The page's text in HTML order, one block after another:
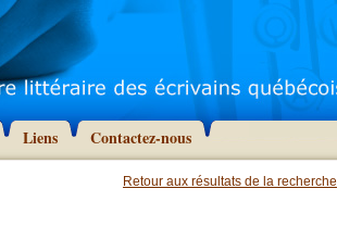
Liens Contactez-nous
Retour aux résultats de la recherche